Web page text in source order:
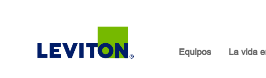
Equipos La vida